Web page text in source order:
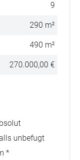
9
290 m²
490 m²
270.000,00 €
unbefugt
*